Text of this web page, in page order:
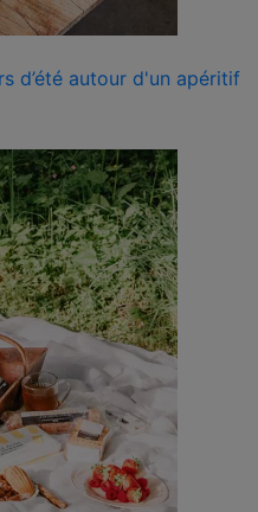
d’été autour d'un apéritif